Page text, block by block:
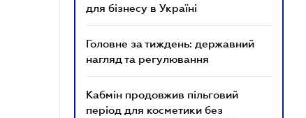
для бізнесу в Україні
Головне за тиждень: державний
нагляд та регулювання
Кабмін продовжив пільговий
період для косметики без